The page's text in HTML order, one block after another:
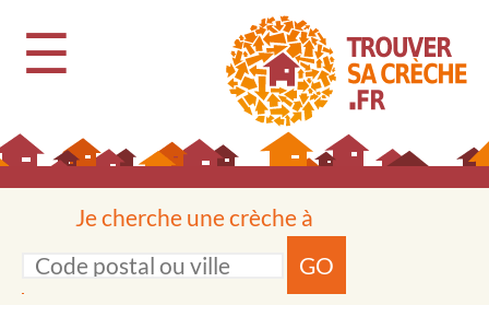
☰
Je cherche une crèche à
GO